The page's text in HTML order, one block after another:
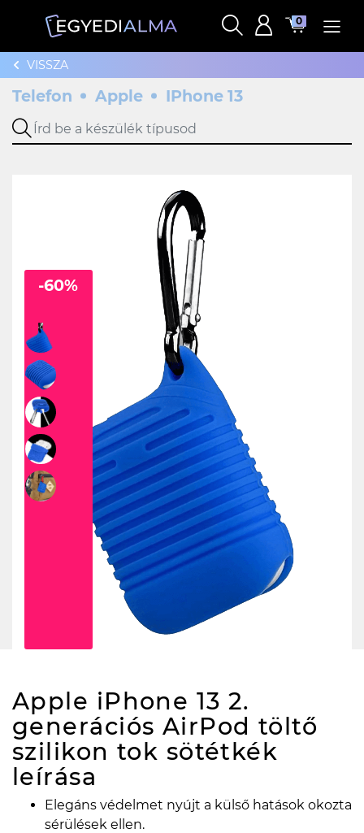
0
VISSZA
Telefon Apple IPhone 13
-60%
Apple iPhone 13 2.
generációs AirPod töltő
szilikon tok sötétkék
leírása
Elegáns védelmet nyújt a külső hatások okozta
sérülések ellen.